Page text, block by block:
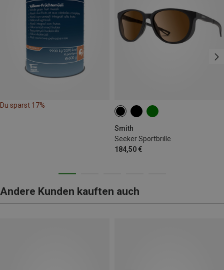
Du sparst 17%
Smith
Seeker Sportbrille
184,50 €
Andere Kunden kauften auch